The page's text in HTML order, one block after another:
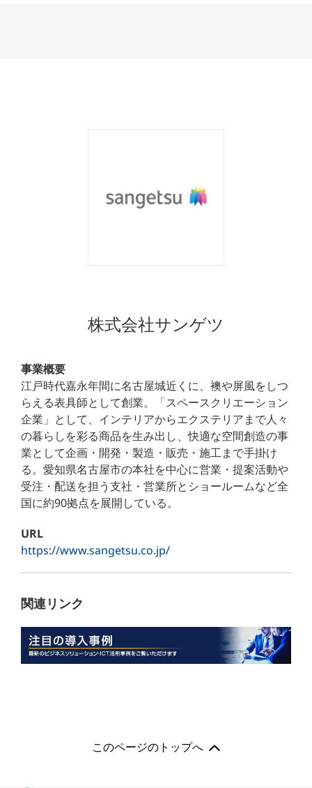
株式会社サンゲツ
事業概要
江戸時代嘉永年間に名古屋城近くに、襖や屏風をしつ
らえる表具師として創業。「スペースクリエーション
企業」として、インテリアからエクステリアまで人々
の暮らしを彩る商品を生み出し、快適な空間創造の事
業として企画・開発・製造・販売・施⼯まで手掛け
る。愛知県名古屋市の本社を中心に営業・提案活動や
受注・配送を担う支社・営業所とショールームなど全
国に約90拠点を展開している。
URL
https://www.sangetsu.co.jp/
関連リンク
このページのトップへ